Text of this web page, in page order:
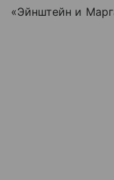
«Эйнштейн и